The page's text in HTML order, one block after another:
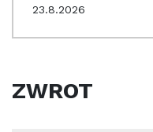
23.8.2026
ZWROT